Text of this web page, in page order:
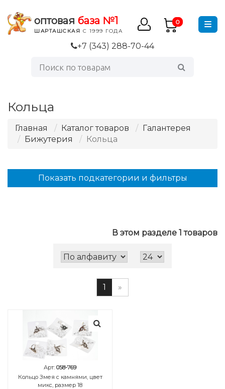
оптовая база №1
ШАРТАШСКАЯ С 1999 ГОДА
0
+7 (343) 288-70-44
Кольца
Главная Каталог товаров
Галантерея
Бижутерия
Кольца
В этом разделе 1 товаров
1 »
Арт: 058-769
Кольцо Змея с камнями, цвет
микс, размер 18
Показать подкатегории и фильтры